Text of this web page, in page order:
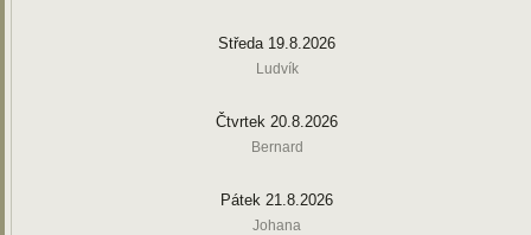
Středa 19.8.2026
Ludvík
Čtvrtek 20.8.2026
Bernard
Pátek 21.8.2026
Johana